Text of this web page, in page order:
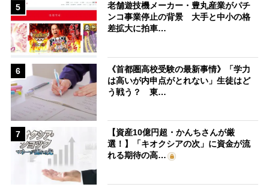
5
老舗遊技機メーカー・豊丸産業がパチ
ンコ事業停止の背景 大手と中小の格
差拡大に拍車…
6
《首都圏高校受験の最新事情》「学力
は高いが内申点がとれない」生徒はど
う戦う？ 東…
7
【資産10億円超・かんちさんが厳
選！】「キオクシアの次」に資金が流
れる期待の高…